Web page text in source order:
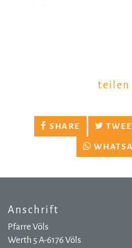
teilen
SHARE
Anschrift
Pfarre Völs
Werth 5 A-6176 Völs